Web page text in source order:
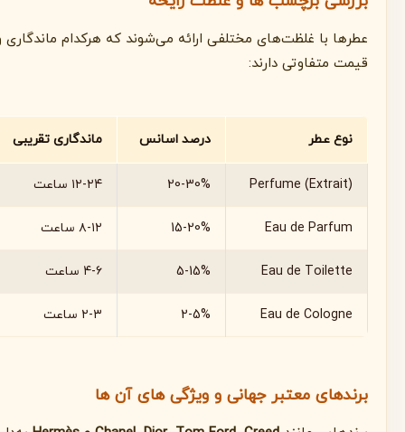
عطرها با غلظت‌های مختلفی ارائه می‌شوند که هرکدام ماندگاری و
قیمت متفاوتی دارند:
نوع عطر درصد اسانس ماندگاری تقریبی
Perfume (Extrait)
20-30%
Eau de Parfum
15-20%
Eau de Toilette
5-15%
Eau de Cologne
برندهای معتبر جهانی و ویژگی های آن ها